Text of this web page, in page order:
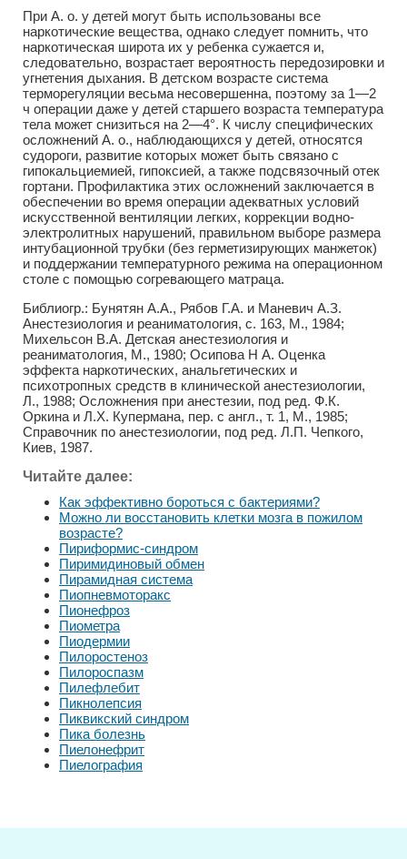
При А. о. у детей могут быть использованы все
наркотические вещества, однако следует помнить, что
наркотическая широта их у ребенка сужается и,
следовательно, возрастает вероятность передозировки и
угнетения дыхания. В детском возрасте система
терморегуляции весьма несовершенна, поэтому за 1—2
ч операции даже у детей старшего возраста температура
тела может снизиться на 2—4°. К числу специфических
осложнений А. о., наблюдающихся у детей, относятся
судороги, развитие которых может быть связано с
гипокальциемией, гипоксией, а также подсвязочный отек
гортани. Профилактика этих осложнений заключается в
обеспечении во время операции адекватных условий
искусственной вентиляции легких, коррекции водно-
электролитных нарушений, правильном выборе размера
интубационной трубки (без герметизирующих манжеток)
и поддержании температурного режима на операционном
столе с помощью согревающего матраца.
Библиогр.: Бунятян А.А., Рябов Г.А. и Маневич А.З.
Анестезиология и реаниматология, с. 163, М., 1984;
Михельсон В.А. Детская анестезиология и
реаниматология, М., 1980; Осипова Н А. Оценка
эффекта наркотических, анальгетических и
психотропных средств в клинической анестезиологии,
Л., 1988; Осложнения при анестезии, под ред. Ф.К.
Оркина и Л.X. Купермана, пер. с англ., т. 1, М., 1985;
Справочник по анестезиологии, под ред. Л.П. Чепкого,
Киев, 1987.
Читайте далее:
Как эффективно бороться с бактериями?
Можно ли восстановить клетки мозга в пожилом
возрасте?
Пириформис-синдром
Пиримидиновый обмен
Пирамидная система
Пиопневмоторакс
Пионефроз
Пиометра
Пиодермии
Пилоростеноз
Пилороспазм
Пилефлебит
Пикнолепсия
Пиквикский синдром
Пика болезнь
Пиелонефрит
Пиелография